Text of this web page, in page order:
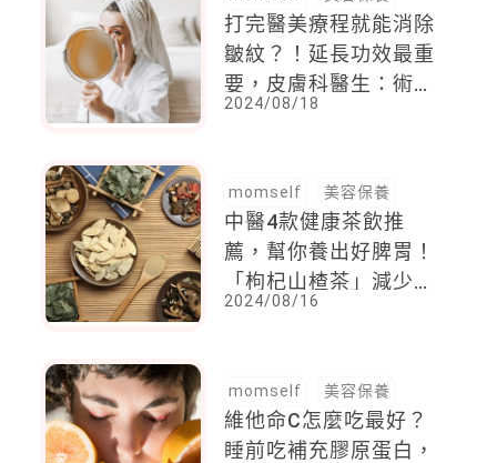
速煥膚、極控油
打完醫美療程就能消除
皺紋？！延長功效最重
要，皮膚科醫生：術後
保養就選「胜肽」及
2024/08/18
momself 美容保養
中醫4款健康茶飲推
薦，幫你養出好脾胃！
「枸杞山楂茶」減少油
脂吸收，「玫瑰花茶」
2024/08/16
momself 美容保養
維他命C怎麼吃最好？
睡前吃補充膠原蛋白，